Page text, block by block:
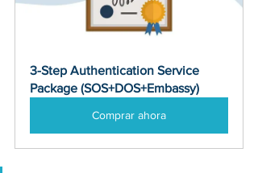
3-Step Authentication Service
Package (SOS+DOS+Embassy)
Comprar ahora